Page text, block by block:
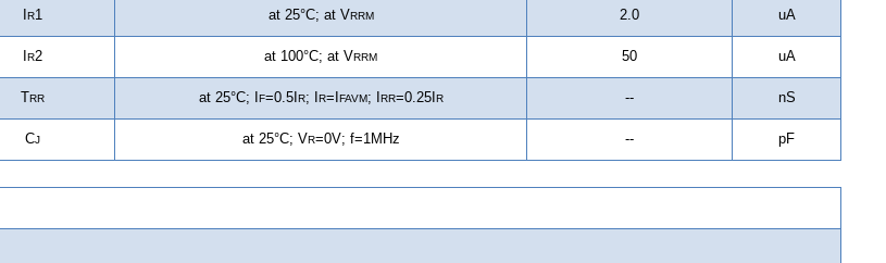
IR1 at 25°C; at VRRM 2.0 uA
IR2 at 100°C; atVRRM 50 uA
TRR at 25°C; IF=0.5IR; IR=IFAVM; IRR=0.25IR -- nS
CJ at 25°C; VR=0V; f=1MHz -- pF